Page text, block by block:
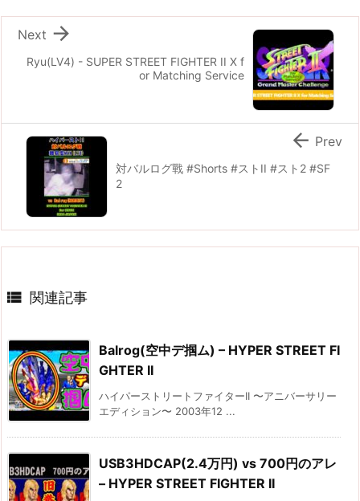
Ryu(LV4) - SUPER STREET FIGHTER II X f
or Matching Service

Next
対バルログ戰 #Shorts #ストII #スト2 #SF
2
 Prev
 関連記事
Balrog(空中デ掴ム) – HYPER STREET FI
GHTER II
ハイパーストリートファイターII 〜アニバーサリー
エディション〜 2003年12 ...
USB3HDCAP(2.4万円) vs 700円のアレ
– HYPER STREET FIGHTER II